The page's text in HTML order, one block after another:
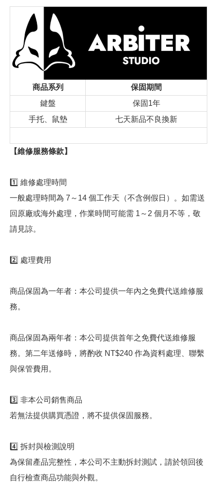
商品系列
保固期間
鍵盤
保固1年
手托、鼠墊
七天新品不良換新
【維修服務條款】
1️⃣ 維修處理時間
一般處理時間為 7～14 個工作天（不含例假日）。如需送
回原廠或海外處理，作業時間可能需 1～2 個月不等，敬
請見諒。
2️⃣ 處理費用
商品保固為一年者：本公司提供一年內之免費代送維修服
務。
商品保固為兩年者：本公司提供首年之免費代送維修服
務。第二年送修時，將酌收 NT$240 作為資料處理、聯繫
與保管費用。
3️⃣ 非本公司銷售商品
若無法提供購買憑證，將不提供保固服務。
4️⃣ 拆封與檢測說明
為保留產品完整性，本公司不主動拆封測試，請於領回後
自行檢查商品功能與外觀。